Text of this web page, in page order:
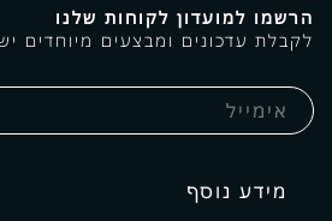
הרשמו למועדון לקוחות שלנו
לקבלת עדכונים ומבצעים מיוחדים
מידע נוסף